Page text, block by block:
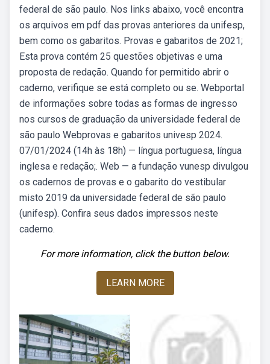
federal de são paulo. Nos links abaixo, você encontra
os arquivos em pdf das provas anteriores da unifesp,
bem como os gabaritos. Provas e gabaritos de 2021;
Esta prova contém 25 questões objetivas e uma
proposta de redação. Quando for permitido abrir o
caderno, verifique se está completo ou se. Webportal
de informações sobre todas as formas de ingresso
nos cursos de graduação da universidade federal de
são paulo Webprovas e gabaritos univesp 2024.
07/01/2024 (14h às 18h) — língua portuguesa, língua
inglesa e redação;. Web — a fundação vunesp divulgou
os cadernos de provas e o gabarito do vestibular
misto 2019 da universidade federal de são paulo
(unifesp). Confira seus dados impressos neste
caderno.
For more information, click the button below.
LEARN MORE